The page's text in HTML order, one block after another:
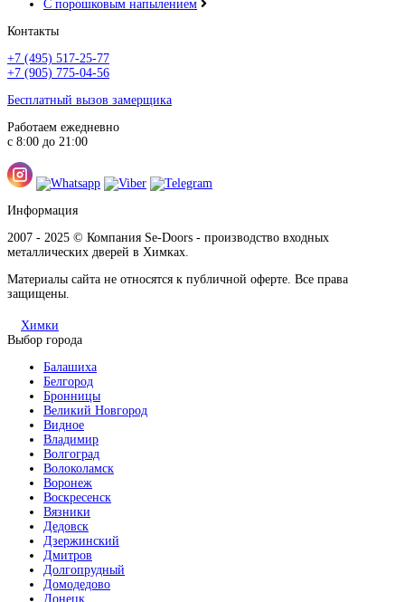
С порошковым напылением
Контакты
+7 (495) 517-25-77
+7 (905) 775-04-56
Бесплатный вызов замерщика
Работаем ежедневно
с 8:00 до 21:00
Информация
2007 - 2025 © Компания Se-Doors - производство входных
металлических дверей в Химках.
Материалы сайта не относятся к публичной оферте. Все права
защищены.
Химки
Выбор города
Балашиха
Белгород
Бронницы
Великий Новгород
Видное
Владимир
Волгоград
Волоколамск
Воронеж
Воскресенск
Вязники
Дедовск
Дзержинский
Дмитров
Долгопрудный
Домодедово
Донецк